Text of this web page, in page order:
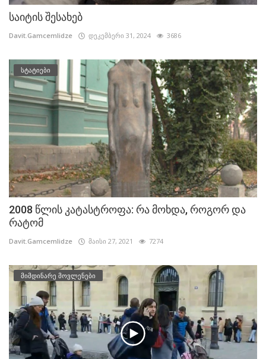
საიტის შესახებ
Davit.Gamcemlidze დეკემბერი 31, 2024 3686
სტატიები
2008 წლის კატასტროფა: რა მოხდა, როგორ და
რატომ
Davit.Gamcemlidze მაისი 27, 2021 7274
მიმდინარე მოვლენები